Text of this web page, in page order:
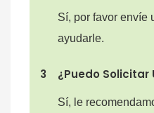
Sí, por favor envíe
ayudarle.
3 ¿Puedo Solicitar
Sí, le